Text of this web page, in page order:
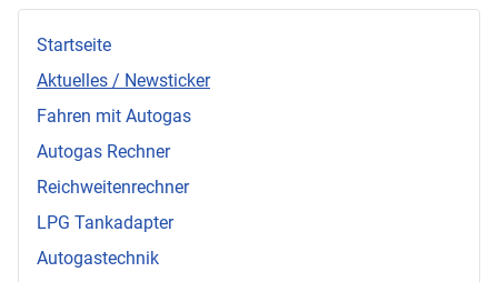
Startseite
Aktuelles / Newsticker
Fahren mit Autogas
Autogas Rechner
Reichweitenrechner
LPG Tankadapter
Autogastechnik